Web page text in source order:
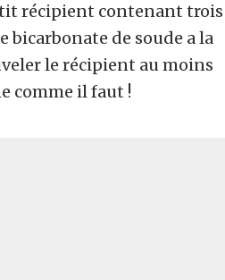
récipient contenant trois
bicarbonate de soude a la
le récipient au moins
comme il faut !